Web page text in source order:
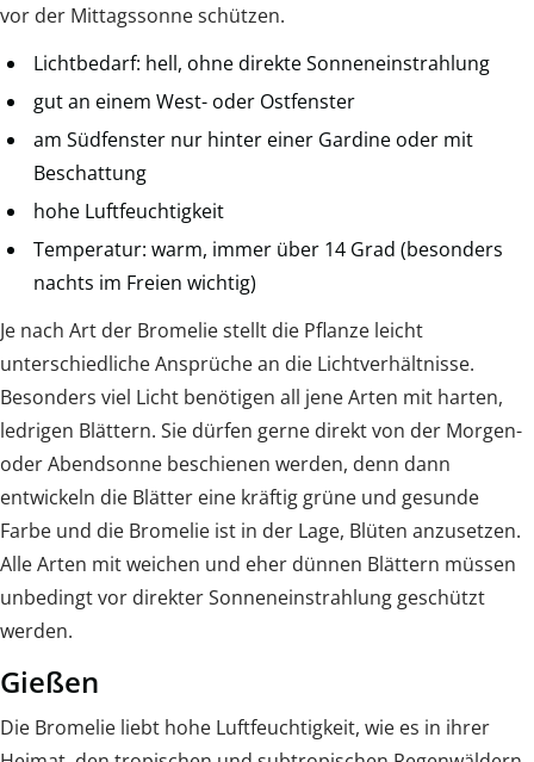
vor der Mittagssonne schützen.
Lichtbedarf: hell, ohne direkte Sonneneinstrahlung
gut an einem West- oder Ostfenster
am Südfenster nur hinter einer Gardine oder mit
Beschattung
hohe Luftfeuchtigkeit
Temperatur: warm, immer über 14 Grad (besonders
nachts im Freien wichtig)
Je nach Art der Bromelie stellt die Pflanze leicht
unterschiedliche Ansprüche an die Lichtverhältnisse.
Besonders viel Licht benötigen all jene Arten mit harten,
ledrigen Blättern. Sie dürfen gerne direkt von der Morgen-
oder Abendsonne beschienen werden, denn dann
entwickeln die Blätter eine kräftig grüne und gesunde
Farbe und die Bromelie ist in der Lage, Blüten anzusetzen.
Alle Arten mit weichen und eher dünnen Blättern müssen
unbedingt vor direkter Sonneneinstrahlung geschützt
werden.
Gießen
Die Bromelie liebt hohe Luftfeuchtigkeit, wie es in ihrer